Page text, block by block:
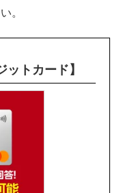
。
トカード】